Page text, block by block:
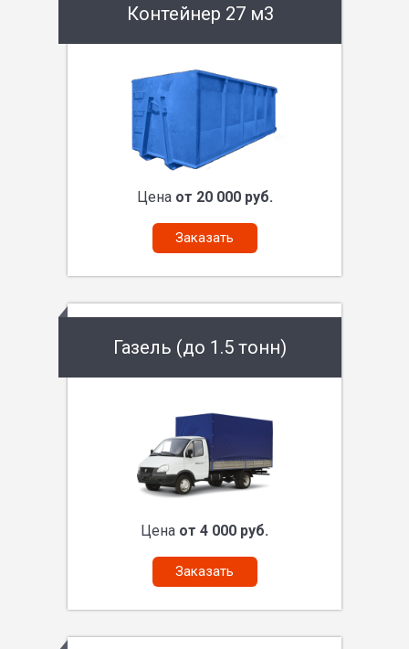
Контейнер 27 м3
Цена от 20 000 руб.
Заказать
Газель (до 1.5 тонн)
Цена от 4 000 руб.
Заказать